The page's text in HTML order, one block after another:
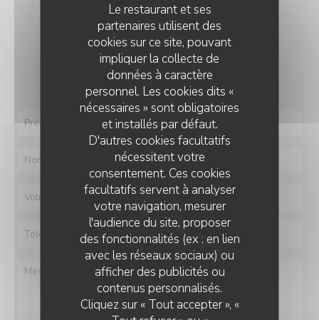
Le restaurant et ses
partenaires utilisent des
cookies sur ce site, pouvant
impliquer la collecte de
données à caractère
personnel. Les cookies dits «
nécessaires » sont obligatoires
et installés par défaut.
D'autres cookies facultatifs
nécessitent votre
consentement. Ces cookies
facultatifs servent à analyser
votre navigation, mesurer
l'audience du site, proposer
des fonctionnalités (ex : en lien
avec les réseaux sociaux) ou
afficher des publicités ou
contenus personnalisés.
Cliquez sur « Tout accepter », «
NOUS CONTACTER
Vous désirez nous contacter ?
Remplissez le formulaire ci-dessous !